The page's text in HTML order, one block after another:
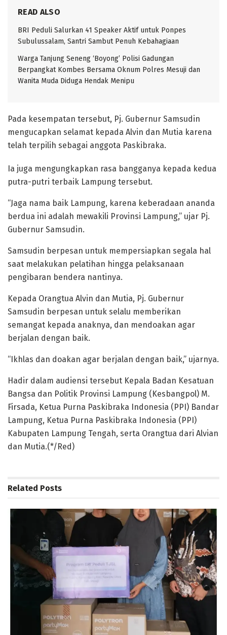
READ ALSO
BRI Peduli Salurkan 41 Speaker Aktif untuk Ponpes
Subulussalam, Santri Sambut Penuh Kebahagiaan
Warga Tanjung Seneng ‘Boyong’ Polisi Gadungan
Berpangkat Kombes Bersama Oknum Polres Mesuji dan
Wanita Muda Diduga Hendak Menipu
Pada kesempatan tersebut, Pj. Gubernur Samsudin
mengucapkan selamat kepada Alvin dan Mutia karena
telah terpilih sebagai anggota Paskibraka.
Ia juga mengungkapkan rasa bangganya kepada kedua
putra-putri terbaik Lampung tersebut.
“Jaga nama baik Lampung, karena keberadaan ananda
berdua ini adalah mewakili Provinsi Lampung,” ujar Pj.
Gubernur Samsudin.
Samsudin berpesan untuk mempersiapkan segala hal
saat melakukan pelatihan hingga pelaksanaan
pengibaran bendera nantinya.
Kepada Orangtua Alvin dan Mutia, Pj. Gubernur
Samsudin berpesan untuk selalu memberikan
semangat kepada anaknya, dan mendoakan agar
berjalan dengan baik.
“Ikhlas dan doakan agar berjalan dengan baik,” ujarnya.
Hadir dalam audiensi tersebut Kepala Badan Kesatuan
Bangsa dan Politik Provinsi Lampung (Kesbangpol) M.
Firsada, Ketua Purna Paskibraka Indonesia (PPI) Bandar
Lampung, Ketua Purna Paskibraka Indonesia (PPI)
Kabupaten Lampung Tengah, serta Orangtua dari Alvian
dan Mutia.(*/Red)
Related Posts